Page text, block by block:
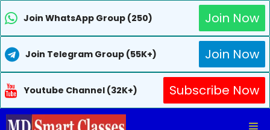
Join WhatsApp Group (250) Join Now
Join Telegram Group (55K+) Join Now
Youtube Channel (32K+)
Subscribe Now
Skip